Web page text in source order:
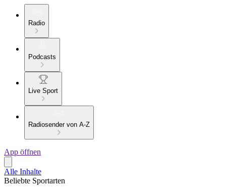
Radio
Podcasts
Live Sport
Radiosender von A-Z
App öffnen
Alle Inhalte
Beliebte Sportarten